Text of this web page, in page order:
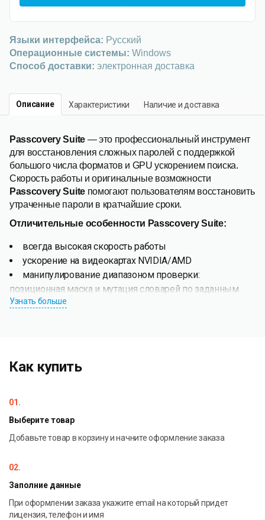
Языки интерфейса: Русский
Операционные системы: Windows
Способ доставки: электронная доставка
Описание Характеристики Наличие и доставка
Passcovery Suite— это профессиональный инструмент
для восстановления сложных паролей с поддержкой
большого числа форматов и GPU ускорением поиска.
Скорость работы и оригинальные возможности
Passcovery Suite помогают пользователям восстановить
утраченные пароли в кратчайшие сроки.
Отличительные особенности Passcovery Suite:
всегда высокая скорость работы
ускорение на видеокартах NVIDIA/AMD
манипулирование диапазоном проверки:
позиционная маска и мутация словарей по заданным
правилам
Microsoft Office
Rar/WinRar
TrueCrypt
Узнать больше
Как купить
01.
Выберите товар
Добавьте товар в корзину и начните оформление заказа
02.
Заполние данные
При оформлении заказа укажите email на который придет
лицензия, телефон и имя